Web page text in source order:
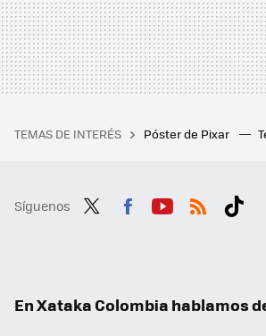
TEMAS DE INTERÉS Póster de Pixar
Síguenos
En Xataka Colombia hablamos